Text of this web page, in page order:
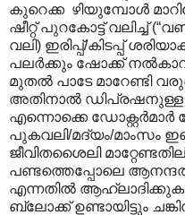
കുറെക്ക ഴിയുമ്പോൾ
ഷീറ്റ് പുറകോട്ട് വലിച്ച്
വലി) ഇരിപ്പ്/കിടപ്പ്
പലർക്കും ഷോക്ക്
മുതൽ പാടേ മാറേണ്ടി
അതിനാൽ ഡിപ്രഷനുള്ള
എന്നൊക്കെ ഡോക്റ്റർമാർ
പുകവലി/മദ്യം/മാംസം
ജീവിതശൈലി
പണ്ടത്തെപ്പോലെ
എന്നതിൽ
ബ്ലോക്ക് ഉണ്ടായിട്ടും